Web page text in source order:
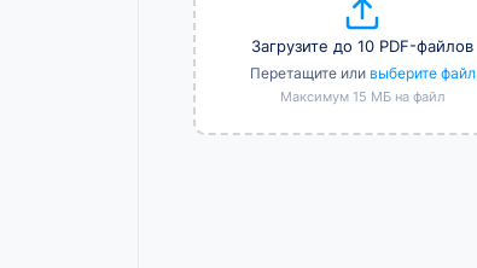
Загрузите до 10 PDF-файлов
Перетащите или выберите файл
Максимум 15 МБ на файл